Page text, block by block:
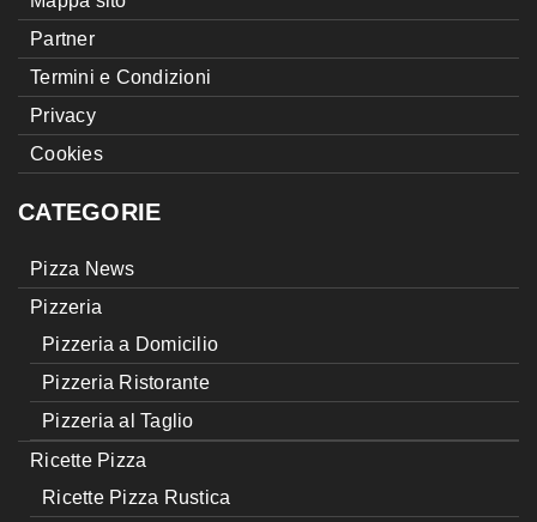
Partner
Termini e Condizioni
Privacy
Cookies
CATEGORIE
Pizza News
Pizzeria
Pizzeria a Domicilio
Pizzeria Ristorante
Pizzeria al Taglio
Ricette Pizza
Ricette Pizza Rustica